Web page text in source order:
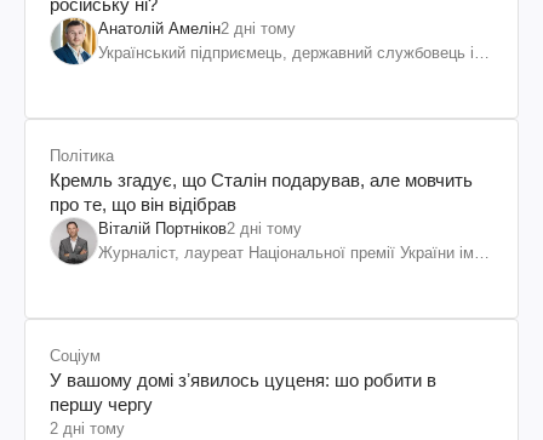
Анатолій Амелін2 дні тому
Український підприємець, державний службовець і
Політика
Кремль згадує, що Сталін подарував, але мовчить
про те, що він відібрав
Віталій Портніков2 дні тому
Журналіст, лауреат Національної премії України ім.
Соціум
У вашому домі зʼявилось цуценя: шо робити в
першу чергу
2 дні тому